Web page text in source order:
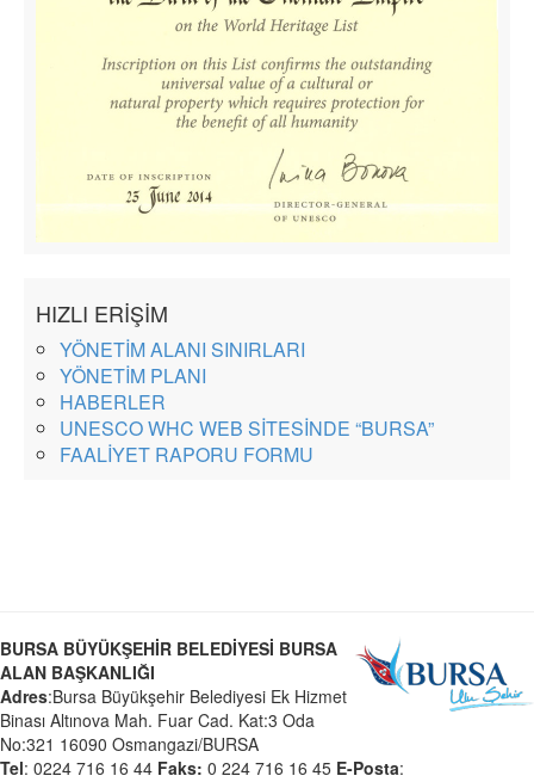
HIZLI ERİŞİM
YÖNETİM ALANI SINIRLARI
YÖNETİM PLANI
HABERLER
UNESCO WHC WEB SİTESİNDE “BURSA”
FAALİYET RAPORU FORMU
BURSA BÜYÜKŞEHİR BELEDİYESİ BURSA
ALAN BAŞKANLIĞI
Adres:Bursa Büyükşehir Belediyesi Ek Hizmet
Binası Altınova Mah. Fuar Cad. Kat:3 Oda
No:321 16090 Osmangazi/BURSA
Tel: 0224 716 16 44 Faks: 0 224 716 16 45 E-Posta: